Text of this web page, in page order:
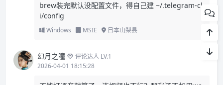
brew装完默认没配置文件，得自己建 ~/.telegram-cl
i/config
Windows MSIE 日本山梨县
幻月之瞳
评论达人 LV.1
2026-04-01 18:15:28